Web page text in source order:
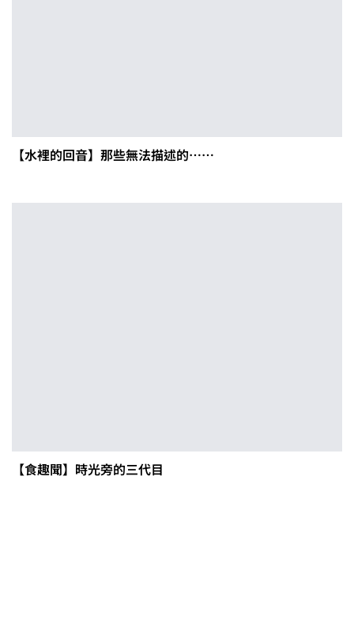
【水裡的回音】那些無法描述的……
【食趣聞】時光旁的三代目